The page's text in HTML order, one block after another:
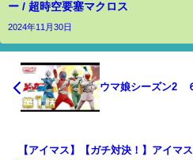
ー / 超時空要塞マクロス
2024年11月30日
ウマ娘シーズン2
【アイマス】【ガチ対決！】アイマ